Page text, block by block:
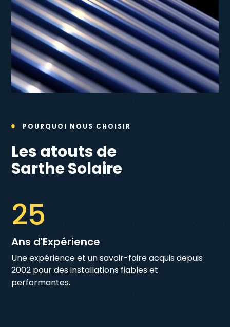
 POURQUOI NOUS CHOISIR
Les atouts de
Sarthe Solaire
25
Ans d'Expérience
Une expérience et un savoir-faire acquis depuis
2002 pour des installations fiables et
performantes.